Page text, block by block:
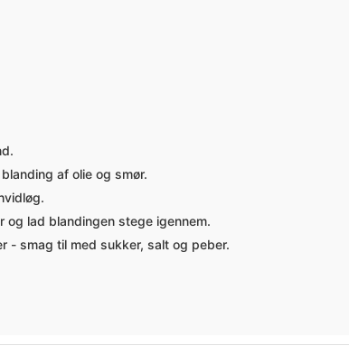
af olie og smør.
lad blandingen stege igennem.
- smag til med sukker, salt og peber.